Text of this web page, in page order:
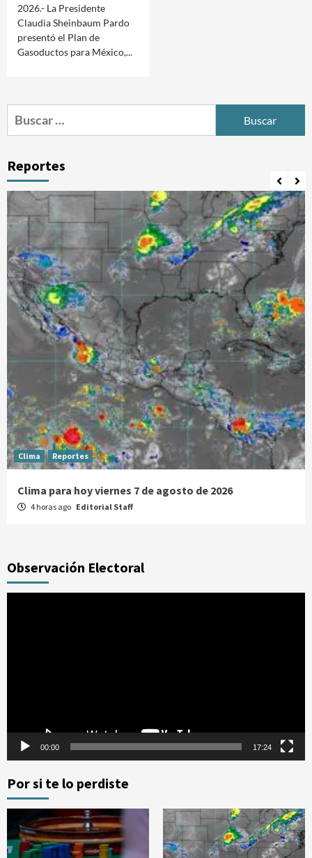
2026.- La Presidente
Claudia Sheinbaum Pardo
presentó el Plan de
Gasoductos para México,...
Buscar:
Reportes
Clima Reportes
Clima para hoy viernes 7 de agosto de 2026
4 horas ago Editorial Staff
Observación Electoral
00:00 17:24
Por si te lo perdiste